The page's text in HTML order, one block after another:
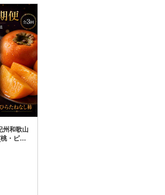
円
解除
支払い
)
州和歌山
・ピオ
】全3回